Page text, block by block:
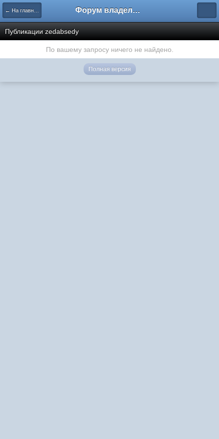
← На главную Форум владельцев интернет-магазинов
Публикации zedabsedy
По вашему запросу ничего не найдено.
Полная версия